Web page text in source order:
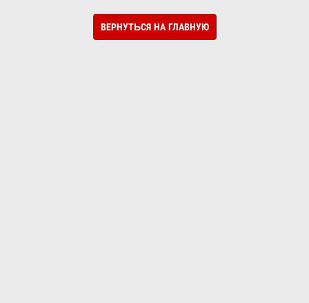
ВЕРНУТЬСЯ НА ГЛАВНУЮ